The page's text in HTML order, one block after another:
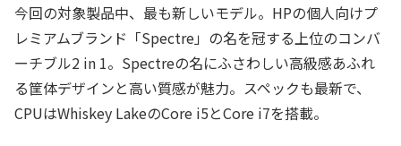
今回の対象製品中、最も新しいモデル。HPの個人向けプ
レミアムブランド「Spectre」の名を冠する上位のコンバ
ーチブル2 in 1。Spectreの名にふさわしい高級感あふれ
る筐体デザインと高い質感が魅力。スペックも最新で、
CPUはWhiskey LakeのCore i5とCore i7を搭載。